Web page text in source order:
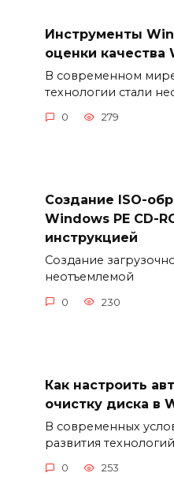
Инструменты
оценки качества
В современном
технологии стали
0 279
Создание ISO-
Windows PE CD-
инструкцией
Создание
неотъемлемой
0 230
Как настроить
очистку диска в
В современных
развития технологий
0 253